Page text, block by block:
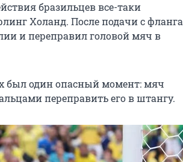
бразильцев все-таки
Холанд. После подачи с фланга
и переправил головой мяч в
был один опасный момент: мяч
переправить его в штангу.